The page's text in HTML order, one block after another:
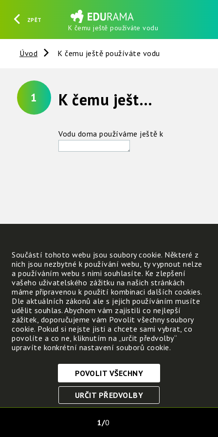
ZPĚT
K čemu ještě používáte vodu
HLEDAT REGISTROVAT PŘIHLÁSIT SE
Úvod K čemu ještě používáte vodu
1 K čemu ještě doma vodu využíváte kromě pití ?
Vodu doma používáme ještě k
1 0
Součástí tohoto webu jsou soubory cookie. Některé z
nich jsou nezbytné k používání webu, ty vypnout nelze
a používáním webu s nimi souhlasíte. Ke zlepšení
vašeho uživatelského zážitku na našich stránkách
máme připravenou k použití kombinaci dalších cookies.
Dle aktuálních zákonů ale s jejich používáním musíte
udělit souhlas. Abychom vám zajistili co nejlepší
zážitek, doporučujeme vám Povolit všechny soubory
cookie. Pokud si nejste jisti a chcete sami vybrat, co
povolíte a co ne, kliknutím na „určit předvolby“
upravíte konkrétní nastavení souborů cookie.
Nezbytně nutné cookies
Tyto soubory cookie jsou nezbytné, abyste se mohli
funkce. Bez těchto cookies by webové stránky
POVOLIT VŠECHNY
URČIT PŘEDVOLBY